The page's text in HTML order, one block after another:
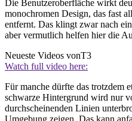
Die Benutzeroberfläche wirkt
monochromen Design, das fast
entfernt. Das klingt zwar nach
aber vermutlich helfen hier die
Neueste Videos vonT3
Watch full video here:
Für manche dürfte das trotzdem
schwarze Hintergrund wird nur
durchscheinenden Linien
Umgebung zeigen. Das kann